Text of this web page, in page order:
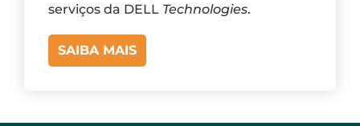
serviços da DELL Technologies.
SAIBA MAIS